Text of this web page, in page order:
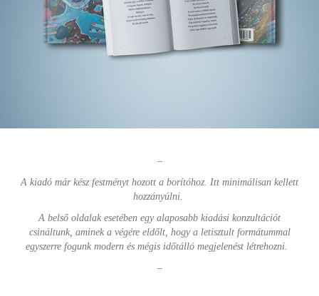
–
A kiadó már kész festményt hozott a borítóhoz. Itt minimálisan kellett
hozzányúlni.
A belső oldalak esetében egy alaposabb kiadási konzultációt
csináltunk, aminek a végére eldőlt, hogy a letisztult formátummal
egyszerre fogunk modern és mégis időtálló megjelenést létrehozni.
–